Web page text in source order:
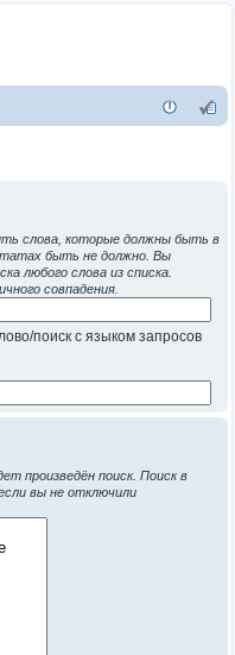
слова, которые должны быть в
быть не должно. Вы
любого слова из списка.
совпадения.
поиск с языком запросов
произведён поиск. Поиск в
вы не отключили